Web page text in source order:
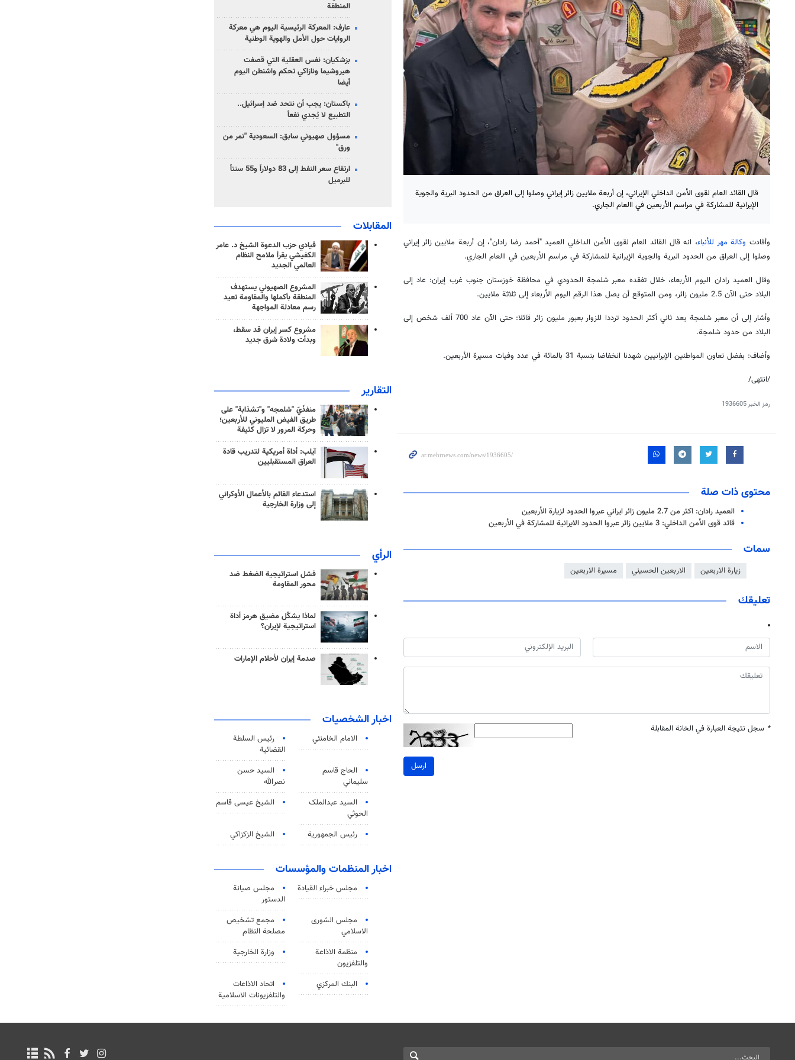
قال القائد العام لقوى الأمن الداخلي الإيراني، إن أربعة ملايين زائر إيراني وصلوا إلى العراق من الحدود البرية والجوية
الإيرانية للمشاركة في مراسم الأربعين في االعام الجاري.
وأفادت وكالة مهر للأنباء، انه قال القائد العام لقوى الأمن الداخلي العميد "أحمد رضا رادان"، إن أربعة ملايين زائر إيراني
وصلوا إلى العراق من الحدود البرية والجوية الإيرانية للمشاركة في مراسم الأربعين في االعام الجاري.
وقال العميد رادان اليوم الأربعاء، خلال تفقده معبر شلمجة الحدودي في محافظة خوزستان جنوب غرب إيران: عاد إلى
البلاد حتى الآن 2.5 مليون زائر، ومن المتوقع أن يصل هذا الرقم اليوم الأربعاء إلى ثلاثة ملايين.
وأشار إلى أن معبر شلمجة يعد ثاني أكثر الحدود ترددا للزوار بعبور مليون زائر قائلا: حتى الآن عاد 700 ألف شخص إلى
البلاد من حدود شلمجة.
وأضاف: بفضل تعاون المواطنين الإيرانيين شهدنا انخفاضا بنسبة 31 بالمائة في عدد وفيات مسيرة الأربعين.
/انتهی/
رمز الخبر1936605
محتوى ذات صلة
العميد رادان: اكثر من 2.7 مليون زائر ايراني عبروا الحدود لزيارة الأربعين
قائد قوى الأمن الداخلي: 3 ملايين زائر عبروا الحدود الايرانية للمشاركة في الأربعين
سمات
زيارة الاربعين الاربعين الحسيني مسيرة الاربعين
تعليقك
* سجل نتيجة العبارة في الخانة المقابلة
ارسل
المنطقة
عارف: المعركة الرئيسية اليوم هي معركة
الروايات حول الأمل والهوية الوطنية
بزشكيان: نفس العقلية التي قصفت
هيروشيما ونازاكي تحكم واشنطن اليوم
أيضا
باكستان: يجب أن نتحد ضد إسرائيل..
التطبيع لا يُجدي نفعاً
مسؤول صهيوني سابق: السعودية "نمر من
ورق"
ارتفاع سعر النفط إلى 83 دولاراً و55 سنتاً
للبرميل
المقابلات
قيادي حزب الدعوة الشيخ د. عامر
الكفيشي يقرأ ملامح النظام
العالمي الجديد
المشروع الصهيوني يستهدف
المنطقة بأكملها والمقاومة تعيد
رسم معادلة المواجهة
مشروع كسر إيران قد سقط،
وبدأت ولادة شرق جديد
التقارير
منفذَيّ "شلمجه" و"تشذابة" على
طريق الفيض المليوني للأربعين؛
وحركة المرور لا تزال كثيفة
آيلب: أداة أمريكية لتدريب قادة
العراق المستقبليين
استدعاء القائم بالأعمال الأوكراني
إلى وزارة الخارجية
الرأي
فشل استراتيجية الضغط ضد
محور المقاومة
لماذا يشكّل مضيق هرمز أداة
استراتيجية لإيران؟
صدمة إيران لأحلام الإمارات
اخبار الشخصيات
الامام الخامنئي
رئیس السلطة
القضائیة
الحاج قاسم
سليماني
السيد حسن
نصرالله
السید عبدالملک
الحوثي
الشيخ عيسى قاسم
رئيس الجمهورية الشيخ الزكزاكي
اخبار المنظمات والمؤسسات
مجلس خبراء القيادة
مجلس صيانة
الدستور
مجلس الشورى
الاسلامي
مجمع تشخيص
مصلحة النظام
منظمة الاذاعة
والتلفزیون
وزارة الخارجية
البنك المركزي
اتحاد الاذاعات
والتلفزيونات الاسلامية